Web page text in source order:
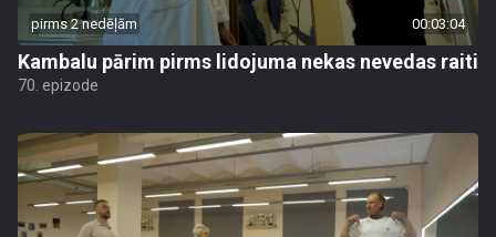
pirms 2 nedēļām 00:03:04
Kambalu pārim pirms lidojuma nekas nevedas raiti
70. epizode